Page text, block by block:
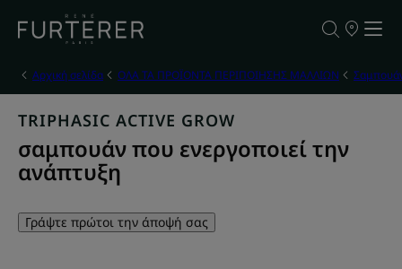
ΣΗΜΕΙΑ
ΜΑΣ
Αρχική σελίδα ΟΛΑ ΤΑ ΠΡΟΪΟΝΤΑ ΠΕΡΙΠΟΙΗΣΗΣ ΜΑΛΛΙΩΝ
TRIPHASIC ACTIVE GROW
σαμπουάν που ενεργοποιεί την
ανάπτυξη
Γράψτε πρώτοι την άποψή σας